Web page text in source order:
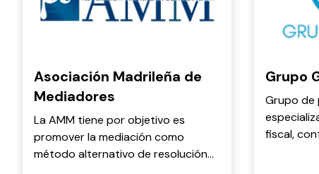
Asociación Madrileña de
Mediadores
La AMM tiene por objetivo es
promover la mediación como
método alternativo de resolución
Grupo
Grupo de
fiscal,